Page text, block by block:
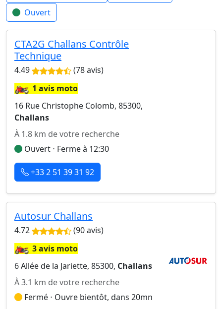
Ouvert
CTA2G Challans Contrôle
Technique
4.49 (78 avis)
🏍️1 avis moto
16 Rue Christophe Colomb, 85300,
Challans
À 1.8 km de votre recherche
Ouvert ⋅ Ferme à 12:30
+33 2 51 39 31 92
Autosur Challans
4.72 (90 avis)
🏍️3 avis moto
6 Allée de la Jariette, 85300, Challans
À 3.1 km de votre recherche
Fermé ⋅ Ouvre bientôt, dans 20mn